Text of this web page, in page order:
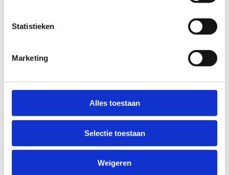
Statistieken
Marketing
Alles toestaan
Selectie toestaan
Weigeren